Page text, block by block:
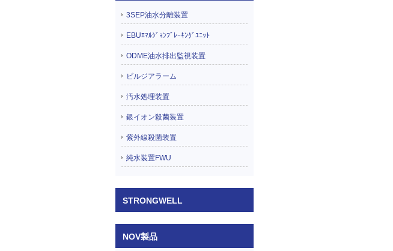
3SEP油水分離装置
EBUｴﾏﾙｼﾞｮﾝﾌﾞﾚｰｷﾝｸﾞﾕﾆｯﾄ
ODME油水排出監視装置
ビルジアラーム
汚水処理装置
銀イオン殺菌装置
紫外線殺菌装置
純水装置FWU
STRONGWELL
NOV製品